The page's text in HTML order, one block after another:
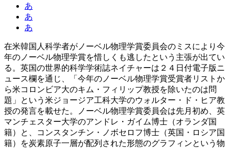
あ
あ
あ
在米韓国人科学者がノーベル物理学賞委員会のミスにより今
年のノーベル物理学賞を惜しくも逃したという主張が出てい
る。英国の世界的科学学術誌ネイチャーは２４日付電子版ニ
ュース欄を通じ、「今年のノーベル物理学賞受賞者リストか
ら米コロンビア大のキム・フィリップ教授を除いたのは問
題」という米ジョージア工科大学のウォルター・ド・ヒア教
授の発言を載せた。ノーベル物理学賞委員会は先月初め、英
マンチェスター大学のアンドレ・ガイム博士（オランダ国
籍）と、コンスタンチン・ノボセロフ博士（英国・ロシア国
籍）を炭素原子一層が配列された形態のグラフィンという物